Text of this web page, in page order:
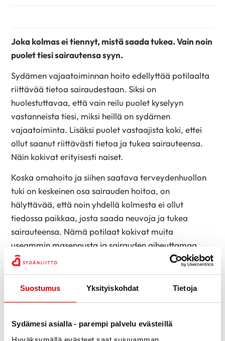
Suostumus Yksityiskohdat Tietoja
Sydämesi asialla - parempi palvelu evästeillä
Joka kolmas ei tiennyt, mistä saada tukea. Vain noin
puolet tiesi sairautensa syyn.
Sydämen vajaatoiminnan hoito edellyttää potilaalta
riittävää tietoa sairaudestaan. Siksi on
huolestuttavaa, että vain reilu puolet kyselyyn
vastanneista tiesi, miksi heillä on sydämen
vajaatoiminta. Lisäksi puolet vastaajista koki, ettei
ollut saanut riittävästi tietoa ja tukea sairauteensa.
Näin kokivat erityisesti naiset.
Koska omahoito ja siihen saatava terveydenhuollon
tuki on keskeinen osa sairauden hoitoa, on
hälyttävää, että noin yhdellä kolmesta ei ollut
tiedossa paikkaa, josta saada neuvoja ja tukea
sairauteensa. Nämä potilaat kokivat muita
useammin masennusta ja sairauden aiheuttamaa
pelkoa, ja heillä oli vähemmän tietoa tärkeistä
hoidon elementeistä kuten lääkehoidosta, liikunnasta
ja ravitsemuksesta.
Noin 20 % vastaajista ilmoitti, ettei käy säännöllisessä
seurannassa ja vain 15 % raportoi saaneensa